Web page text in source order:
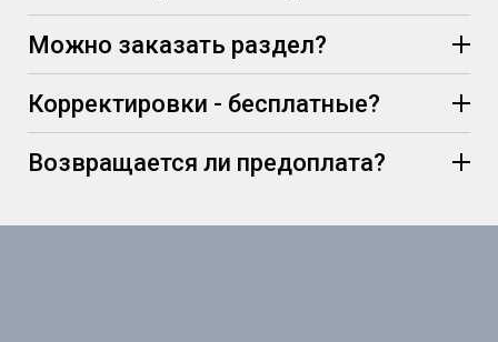
Можно заказать раздел?
Корректировки - бесплатные?
Возвращается ли предоплата?